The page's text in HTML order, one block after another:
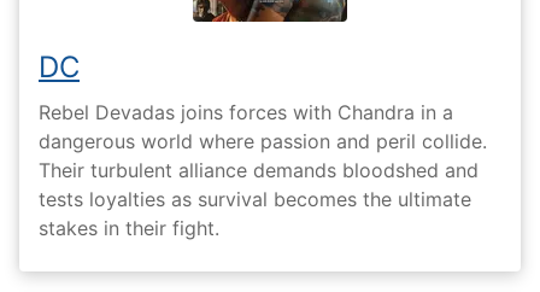
DC
Rebel Devadas joins forces with Chandra in a
dangerous world where passion and peril collide.
Their turbulent alliance demands bloodshed and
tests loyalties as survival becomes the ultimate
stakes in their fight.